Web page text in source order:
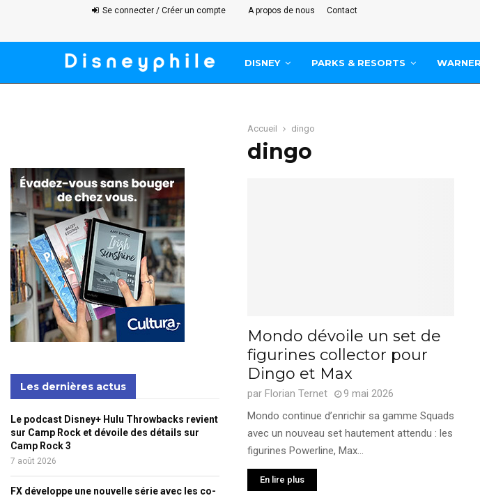
Se connecter / Créer un compte A propos de nous Contact
DISNEY PARKS & RESORTS
Accueil dingo
dingo
Mondo dévoile un set de
figurines collector pour
Dingo et Max
par Florian Ternet
9 mai 2026
Mondo continue d’enrichir sa gamme Squads
avec un nouveau set hautement attendu : les
figurines Powerline, Max...
En lire plus
Les dernières actus
Le podcast Disney+ Hulu Throwbacks revient
sur Camp Rock et dévoile des détails sur
Camp Rock 3
7 août 2026
FX développe une nouvelle série avec les co-